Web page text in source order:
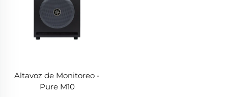
Altavoz de Monitoreo -
Pure M10